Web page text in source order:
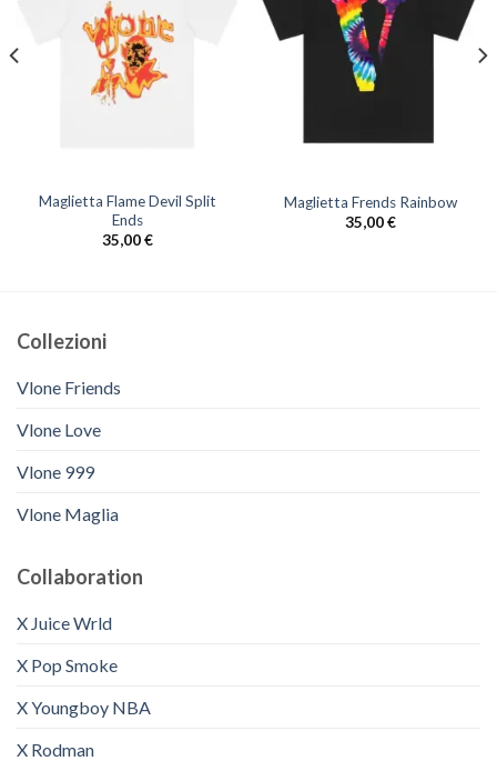
Maglietta Flame Devil Split
Ends
35,00€
Maglietta Frends Rainbow
35,00€
Collezioni
Vlone Friends
Vlone Love
Vlone 999
Vlone Maglia
Collaboration
X Juice Wrld
X Pop Smoke
X Youngboy NBA
X Rodman